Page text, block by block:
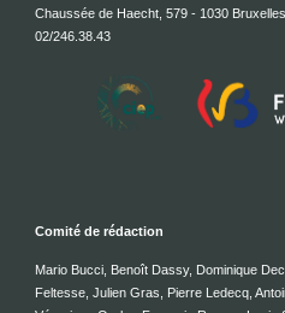
Chaussée de Haecht, 579 - 1030 Bruxelles
02/246.38.43
Comité de rédaction
Mario Bucci, Benoît Dassy, Dominique
Feltesse, Julien Gras, Pierre Ledecq,